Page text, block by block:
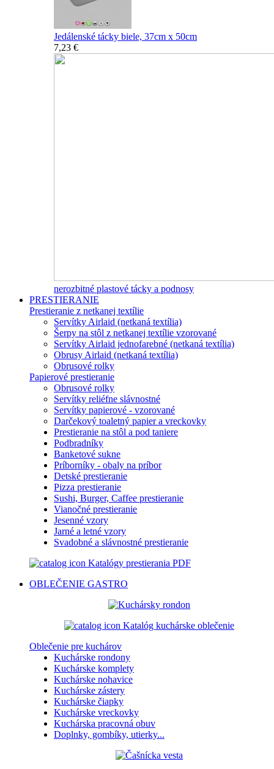
Jedálenské tácky biele, 37cm x 50cm
7,23 €
nerozbitné plastové tácky a podnosy
PRESTIERANIE
Prestieranie z netkanej textílie
Servítky Airlaid (netkaná textília)
Šerpy na stôl z netkanej textílie vzorované
Servítky Airlaid jednofarebné (netkaná textília)
Obrusy Airlaid (netkaná textília)
Obrusové rolky
Papierové prestieranie
Obrusové rolky
Servítky reliéfne slávnostné
Servítky papierové - vzorované
Darčekový toaletný papier a vreckovky
Prestieranie na stôl a pod taniere
Podbradníky
Banketové sukne
Príborníky - obaly na príbor
Detské prestieranie
Pizza prestieranie
Sushi, Burger, Caffee prestieranie
Vianočné prestieranie
Jesenné vzory
Jarné a letné vzory
Svadobné a slávnostné prestieranie
Katalógy prestierania PDF
OBLEČENIE GASTRO
Katalóg kuchárske oblečenie
Oblečenie pre kuchárov
Kuchárske rondony
Kuchárske komplety
Kuchárske nohavice
Kuchárske zástery
Kuchárske čiapky
Kuchárske vreckovky
Kuchárska pracovná obuv
Doplnky, gombíky, utierky...